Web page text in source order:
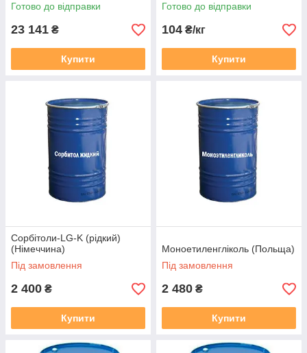
Готово до відправки
23 141 ₴
Купити
Готово до відправки
104 ₴/кг
Купити
Сорбітоли-LG-K (рідкий)
(Німеччина)
Під замовлення
2 400 ₴
Купити
Моноетиленгліколь (Польща)
Під замовлення
2 480 ₴
Купити